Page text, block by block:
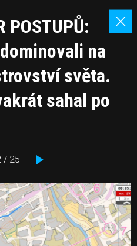
POSTUPŮ:
na
světa.
sahal po
/ 25